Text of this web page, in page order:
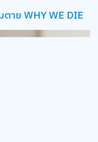
าย WHY WE DIE